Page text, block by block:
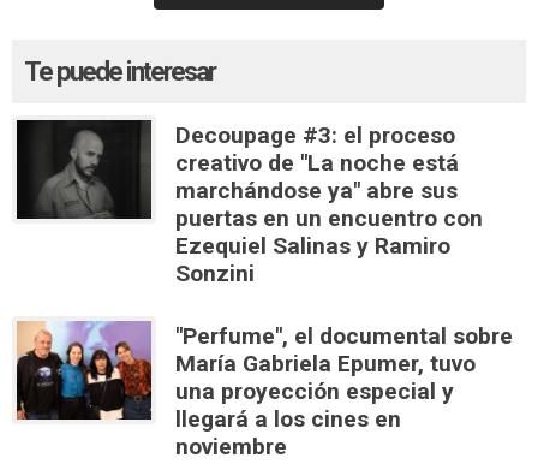
Te puede interesar
Decoupage #3: el proceso
creativo de "La noche está
marchándose ya" abre sus
puertas en un encuentro con
Ezequiel Salinas y Ramiro
Sonzini
"Perfume", el documental sobre
María Gabriela Epumer, tuvo
una proyección especial y
llegará a los cines en
noviembre